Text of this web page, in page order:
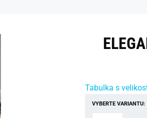
Tabulka s
VYBERTE VARIANTU: